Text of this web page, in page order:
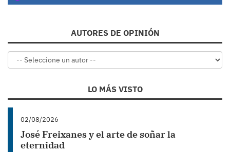
AUTORES DE OPINIÓN
LO MÁS VISTO
02/08/2026
José Freixanes y el arte de soñar la
eternidad